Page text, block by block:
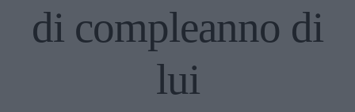
di compleanno di
lui